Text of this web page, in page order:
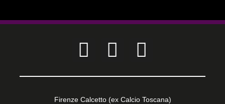
Firenze Calcetto (ex Calcio Toscana)